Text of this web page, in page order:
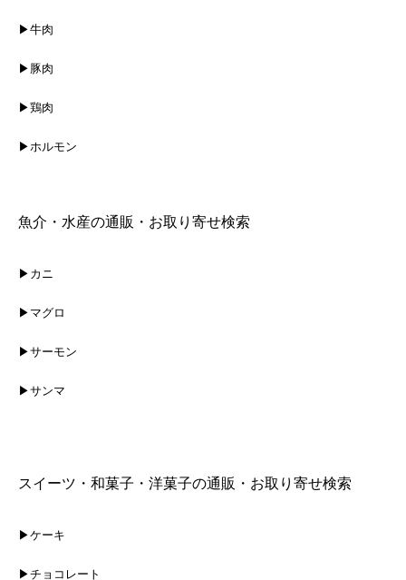
▶牛肉
▶豚肉
▶鶏肉
▶ホルモン
魚介・水産の通販・お取り寄せ検索
▶カニ
▶マグロ
▶サーモン
▶サンマ
スイーツ・和菓子・洋菓子の通販・お取り寄せ検索
▶ケーキ
▶チョコレート